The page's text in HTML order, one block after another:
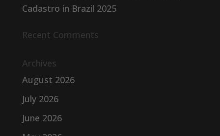
Cadastro in Brazil 2025
Recent Comments
Archives
August 2026
July 2026
June 2026